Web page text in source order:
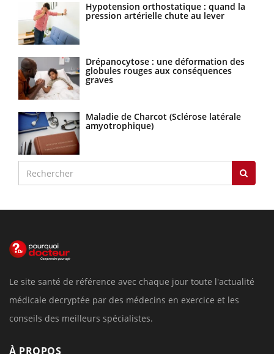
Hypotension orthostatique : quand la
pression artérielle chute au lever
Drépanocytose : une déformation des
globules rouges aux conséquences
graves
Maladie de Charcot (Sclérose latérale
amyotrophique)
Le site santé de référence avec chaque jour toute l'actualité
médicale decryptée par des médecins en exercice et les
conseils des meilleurs spécialistes.
À PROPOS